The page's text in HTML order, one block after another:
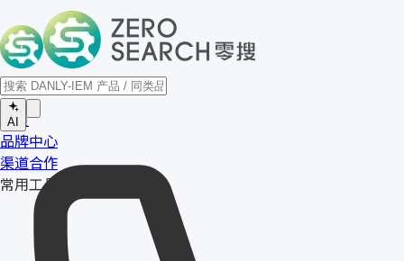
AI
首页
品牌中心
渠道合作
常用工具